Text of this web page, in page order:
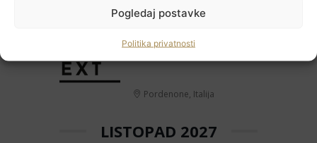
HoReCa PRO
Pogledaj postavke
Politika privatnosti
Pordenone, Italija
LISTOPAD 2027